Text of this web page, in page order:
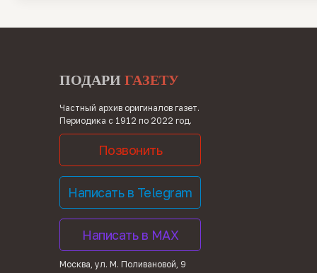
Частный архив оригиналов газет.
Периодика с 1912 по 2022 год.
Москва, ул. М. Поливановой, 9
ПОДАРИГАЗЕТУ
Позвонить
Написать в Telegram
Написать в MAX